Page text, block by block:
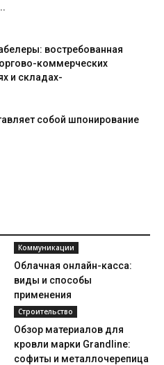
востребованная
коммерческих
и складах-
собой шпонирование
Коммуникации
Облачная онлайн-касса:
виды и способы
применения
Строительство
Обзор материалов для
кровли марки Grandline:
софиты и металлочерепица